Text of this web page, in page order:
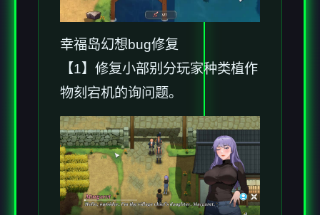
幸福岛幻想bug修复
【1】修复小部别分玩家种类植作
物刻宕机的询问题。